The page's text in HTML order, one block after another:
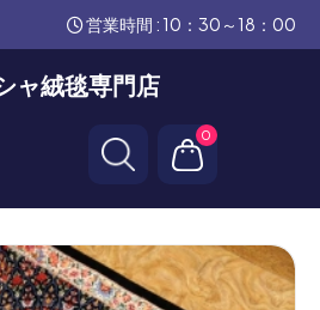
営業時間 : 10：30～18：00
ャ絨毯専門店
0